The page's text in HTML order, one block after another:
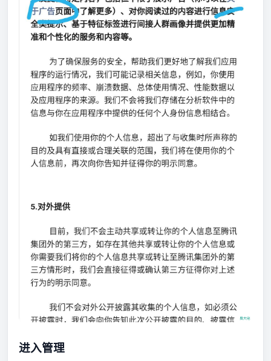
进入管理